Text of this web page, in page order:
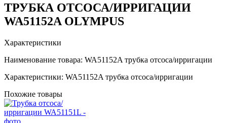
ТРУБКА ОТСОСА/ИРРИГАЦИИ
WA51152A OLYMPUS
Характеристики
Наименование товара: WA51152A трубка отсоса/ирригации
Характеристики: WA51152A трубка отсоса/ирригации
Похожие товары